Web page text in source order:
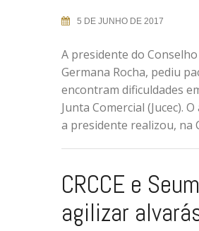
5 DE JUNHO DE 2017
A presidente do
Germana Rocha, pediu
encontram dificuldades
Junta Comercial (Jucec).
a presidente realizou, na
CRCCE e
agilizar